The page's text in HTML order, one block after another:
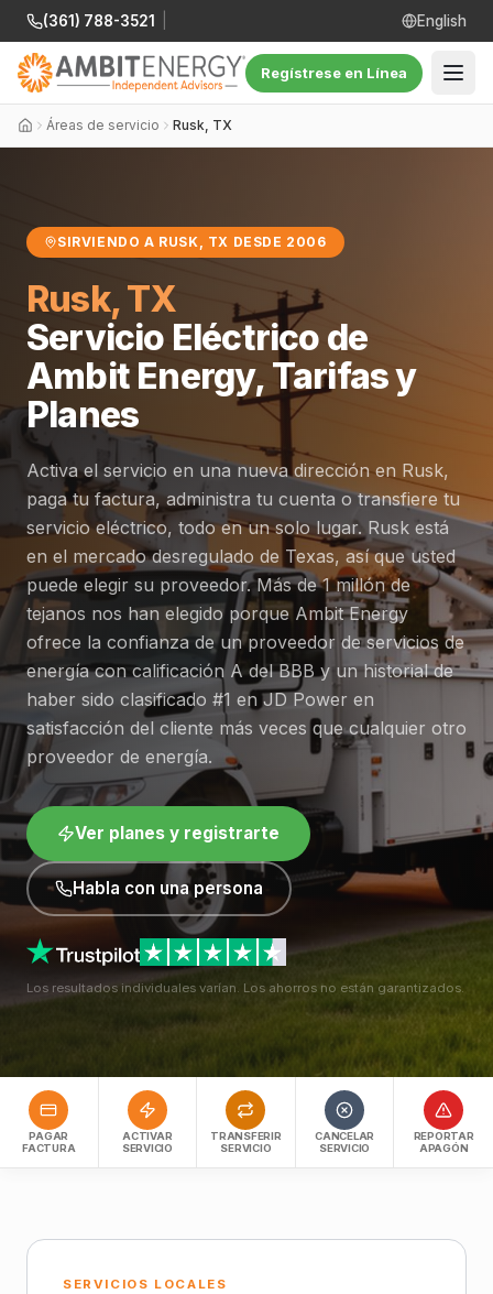
(361) 788-3521 English
Regístrese en Línea
Áreas de servicio Rusk, TX
SIRVIENDO A RUSK, TX DESDE 2006
Rusk, TX
Servicio Eléctrico de
Ambit Energy, Tarifas y
Planes
Activa el servicio en una nueva dirección en Rusk,
paga tu factura, administra tu cuenta o transfiere tu
servicio eléctrico, todo en un solo lugar. Rusk está
en el mercado desregulado de Texas, así que usted
puede elegir su proveedor. Más de 1 millón de
tejanos nos han elegido porque Ambit Energy
ofrece la confianza de un proveedor de servicios de
energía con calificación A del BBB y un historial de
haber sido clasificado #1 en JD Power en
satisfacción del cliente más veces que cualquier otro
proveedor de energía.
Ver planes y registrarte
Habla con una persona
Los resultados individuales varían. Los ahorros no están garantizados.
PAGAR
FACTURA
ACTIVAR
SERVICIO
TRANSFERIR
SERVICIO
CANCELAR
SERVICIO
REPORTAR
APAGÓN
SERVICIOS LOCALES